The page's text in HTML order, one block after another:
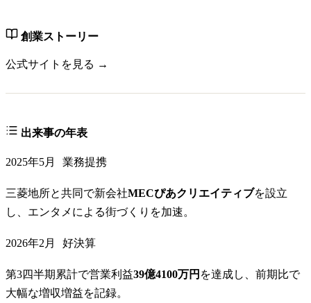
創業ストーリー
公式サイトを見る →
出来事の年表
2025年5月 業務提携
三菱地所と共同で新会社MECぴあクリエイティブを設立
し、エンタメによる街づくりを加速。
2026年2月 好決算
第3四半期累計で営業利益39億4100万円 を達成し、前期比で
大幅な増収増益を記録。